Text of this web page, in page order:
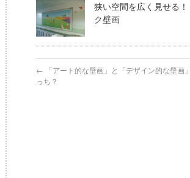
狭い空間を広く見せる！
ク壁画
← 「アート的な壁画」と「デザイン的な壁画
っち？